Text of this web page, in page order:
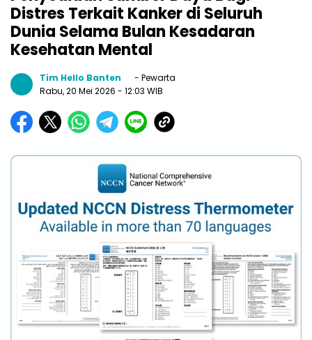
Distres Terkait Kanker di Seluruh
Dunia Selama Bulan Kesadaran
Kesehatan Mental
Tim Hello Banten
- Pewarta
Rabu, 20 Mei 2026 - 12:03 WIB